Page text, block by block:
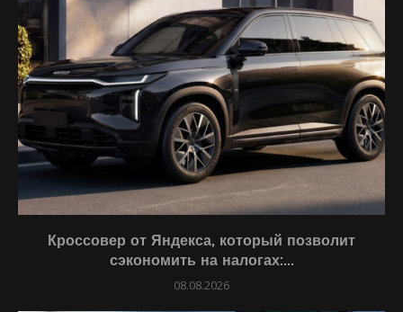
Кроссовер от Яндекса, который позволит
сэкономить на налогах:...
08.08.2026